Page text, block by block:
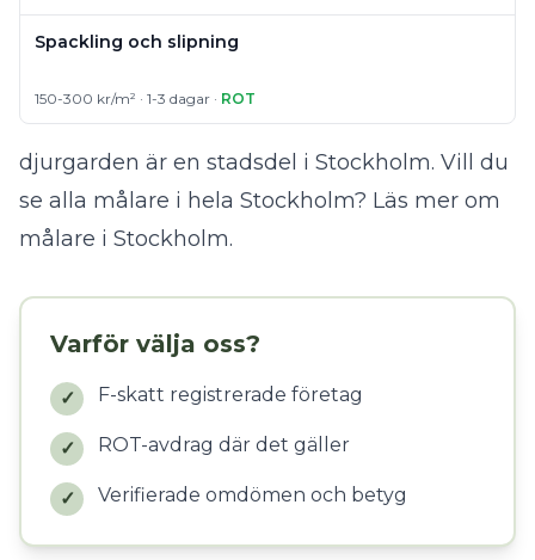
Spackling och slipning
150-300 kr/m² · 1-3 dagar · ROT
djurgarden är en stadsdel i Stockholm. Vill du
se alla målare i hela Stockholm? Läs mer om
målare i Stockholm.
Varför välja oss?
✓ F-skatt registrerade företag
✓ ROT-avdrag där det gäller
✓ Verifierade omdömen och betyg